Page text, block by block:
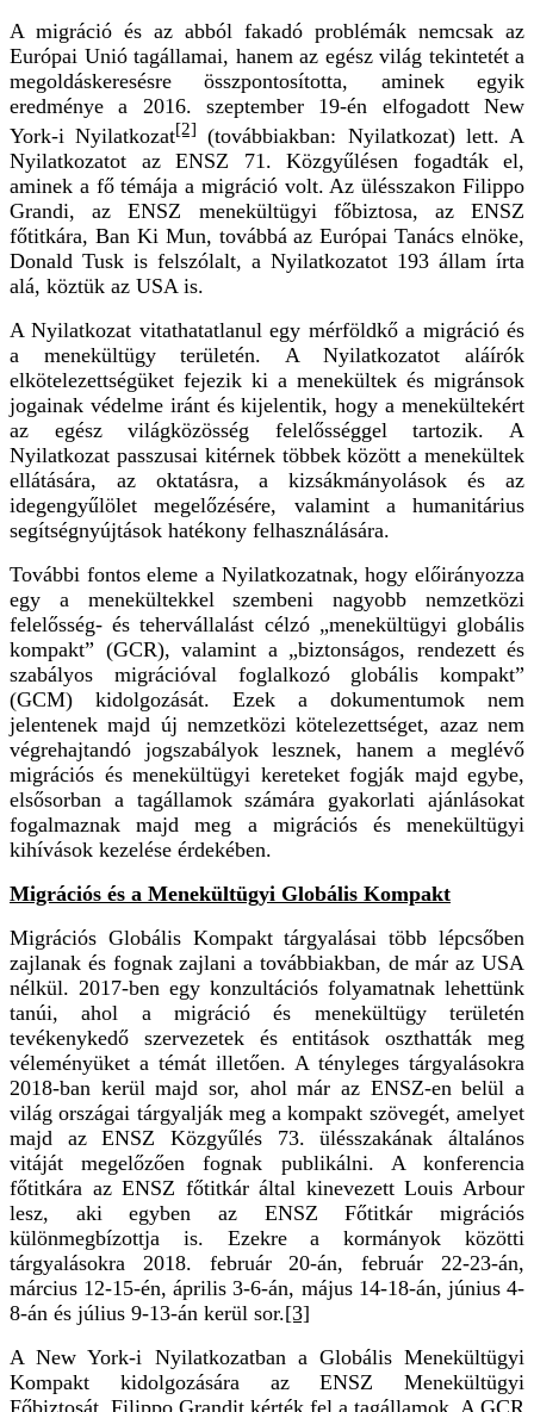
A migráció és az abból fakadó problémák nemcsak az
Európai Unió tagállamai, hanem az egész világ tekintetét a
megoldáskeresésre összpontosította, aminek egyik
eredménye a 2016. szeptember 19-én elfogadott New
York-i Nyilatkozat[2]
(továbbiakban: Nyilatkozat) lett. A
Nyilatkozatot az ENSZ 71. Közgyűlésen fogadták el,
aminek a fő témája a migráció volt. Az ülésszakon Filippo
Grandi, az ENSZ menekültügyi főbiztosa, az ENSZ
főtitkára, Ban Ki Mun, továbbá az Európai Tanács elnöke,
Donald Tusk is felszólalt, a Nyilatkozatot 193 állam írta
alá, köztük az USA is.
A Nyilatkozat vitathatatlanul egy mérföldkő a migráció és
a menekültügy területén. A Nyilatkozatot aláírók
elkötelezettségüket fejezik ki a menekültek és migránsok
jogainak védelme iránt és kijelentik, hogy a menekültekért
az egész világközösség felelősséggel tartozik. A
Nyilatkozat passzusai kitérnek többek között a menekültek
ellátására, az oktatásra, a kizsákmányolások és az
idegengyűlölet megelőzésére, valamint a humanitárius
segítségnyújtások hatékony felhasználására.
További fontos eleme a Nyilatkozatnak, hogy előirányozza
egy a menekültekkel szembeni nagyobb nemzetközi
felelősség- és tehervállalást célzó „menekültügyi globális
kompakt” (GCR), valamint a „biztonságos, rendezett és
szabályos migrációval foglalkozó globális kompakt”
(GCM) kidolgozását. Ezek a dokumentumok nem
jelentenek majd új nemzetközi kötelezettséget, azaz nem
végrehajtandó jogszabályok lesznek, hanem a meglévő
migrációs és menekültügyi kereteket fogják majd egybe,
elsősorban a tagállamok számára gyakorlati ajánlásokat
fogalmaznak majd meg a migrációs és menekültügyi
kihívások kezelése érdekében.
Migrációs és a Menekültügyi Globális Kompakt
Migrációs Globális Kompakt tárgyalásai több lépcsőben
zajlanak és fognak zajlani a továbbiakban, de már az USA
nélkül. 2017-ben egy konzultációs folyamatnak lehettünk
tanúi, ahol a migráció és menekültügy területén
tevékenykedő szervezetek és entitások oszthatták meg
véleményüket a témát illetően. A tényleges tárgyalásokra
2018-ban kerül majd sor, ahol már az ENSZ-en belül a
világ országai tárgyalják meg a kompakt szövegét, amelyet
majd az ENSZ Közgyűlés 73. ülésszakának általános
vitáját megelőzően fognak publikálni. A konferencia
főtitkára az ENSZ főtitkár által kinevezett Louis Arbour
lesz, aki egyben az ENSZ Főtitkár migrációs
különmegbízottja is. Ezekre a kormányok közötti
tárgyalásokra 2018. február 20-án, február 22-23-án,
március 12-15-én, április 3-6-án, május 14-18-án, június 4-
8-án és július 9-13-án kerül sor.[3]
A New York-i Nyilatkozatban a Globális Menekültügyi
Kompakt kidolgozására az ENSZ Menekültügyi
Főbiztosát, Filippo Grandit kérték fel a tagállamok. A GCR